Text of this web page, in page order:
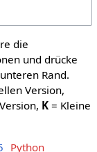
die
und drücke
Rand.
Version,
K= Kleine
Python